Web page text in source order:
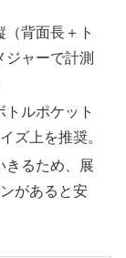
背面長＋ト
ジャーで計測
ルポケット
ズ上を推奨。
きるため、展
があると安